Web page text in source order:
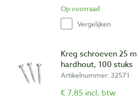
Op voorraad
Vergelijken
Kreg schroeven 25
hardhout, 100 stuks
Artikelnummer: 32571
€ 7,85 incl. btw